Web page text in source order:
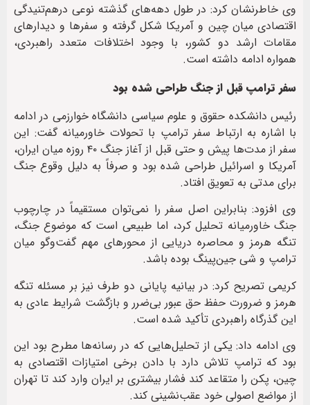
وی خاطرنشان کرد: در طول دهه‌های گذشته نوعی درهم‌تنیدگی
اقتصادی میان چین و آمریکا شکل گرفته و سفرها و دیدارهای
مقامات ارشد دو کشور، با وجود اختلافات متعدد راهبردی،
همواره ادامه داشته است.
سفر ترامپ قبل از جنگ طراحی شده بود
رئیس دانشکده حقوق و علوم سیاسی دانشگاه خوارزمی در ادامه
با اشاره به ارتباط سفر ترامپ با تحولات خاورمیانه گفت: این
سفر از مدت‌ها پیش و حتی قبل از آغاز جنگ ۴۰ روزه میان ایران،
آمریکا و اسرائیل طراحی شده بود و صرفاً به دلیل وقوع جنگ
برای مدتی به تعویق افتاد.
وی افزود: بنابراین اصل سفر را نمی‌توان مستقیماً در چارچوب
جنگ خاورمیانه تحلیل کرد، اما طبیعی است که موضوع جنگ،
تنگه هرمز و محاصره دریایی از محورهای مهم گفت‌وگو میان
ترامپ و شی جین‌پینگ بوده باشد.
کریمی تصریح کرد: در بیانیه پایانی دو طرف نیز بر مسئله تنگه
هرمز و ضرورت حفظ حق عبور بی‌ضرر و بازگشت شرایط عادی به
این گذرگاه راهبردی تأکید شده است.
وی ادامه داد: یکی از تحلیل‌هایی که در رسانه‌ها مطرح بود این
بود که ترامپ تلاش دارد با دادن برخی امتیازات اقتصادی به
چین، پکن را متقاعد کند فشار بیشتری بر ایران وارد کند تا تهران
از مواضع اصولی خود عقب‌نشینی کند.